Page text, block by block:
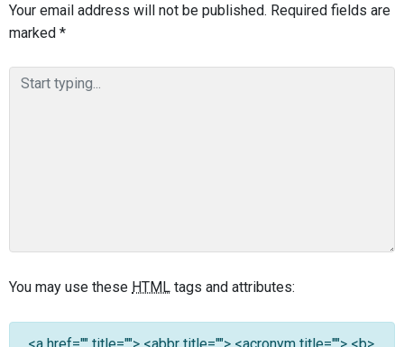
Your email address will not be published. Required fields are
marked *
You may use these HTML tags and attributes:
<a href="" title=""> <abbr title=""> <acronym title=""> <b>